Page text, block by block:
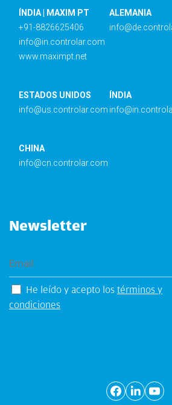
ÍNDIA | MAXIM PT
+91-8826625406
info@in.controlar.com
www.maximpt.net
ALEMANIA
ESTADOS UNIDOS
info@us.controlar.com
ÍNDIA
CHINA
info@cn.controlar.com
Newsletter
He leído y acepto los términos y
condiciones